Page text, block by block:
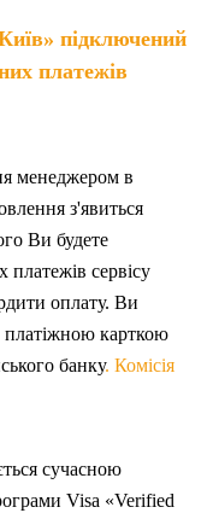
підключений
платежів
менеджером в
з'явиться
Ви будете
платежів сервісу
оплату. Ви
карткою
банку. Комісія
сучасною
Visa «Verified